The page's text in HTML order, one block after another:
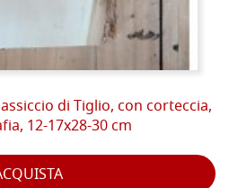
di Tiglio, con corteccia,
12-17x28-30 cm